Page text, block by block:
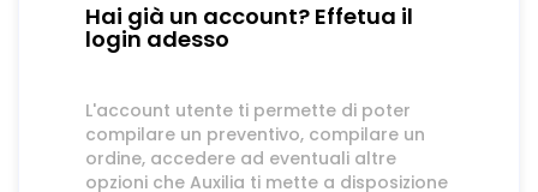
Hai già un account? Effetua il
login adesso
L'account utente ti permette di poter
compilare un preventivo, compilare un
ordine, accedere ad eventuali altre
opzioni che Auxilia ti mette a disposizione